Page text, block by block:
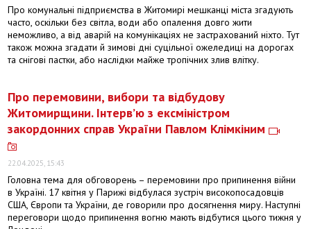
Про комунальні підприємства в Житомирі мешканці міста згадують
часто, оскільки без світла, води або опалення довго жити
неможливо, а від аварій на комунікаціях не застрахований ніхто. Тут
також можна згадати й зимові дні суцільної ожеледиці на дорогах
та снігові пастки, або наслідки майже тропічних злив влітку.
Про перемовини, вибори та відбудову
Житомирщини. Інтерв’ю з ексміністром
закордонних справ України Павлом Клімкіним
22.04.2025, 15:43
Головна тема для обговорень – перемовини про припинення війни
в Україні. 17 квітня у Парижі відбулася зустріч високопосадовців
США, Європи та України, де говорили про досягнення миру. Наступні
переговори щодо припинення вогню мають відбутися цього тижня у